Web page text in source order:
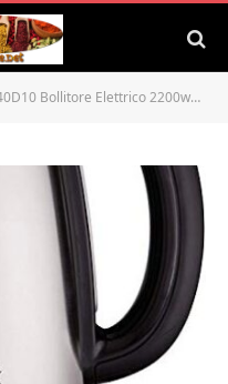
Preparazione Colazione Arredo tavola, 2000 W, 7 Cups, 1 Decibel, Inossidabile, Acciaio e Nero